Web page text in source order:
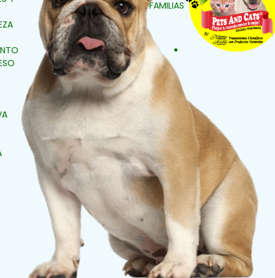
MÚSCULOS
BELLEZA Y LIMPIEZA
CONDUCTA Y
COMPORTAMIENTO
CONTROL DE PESO
PIEL Y PELAJE
REPELENTE
SALUD BUCAL
SALUD DIGESTIVA
SALUD INTERNA
SALUD
INMUNOLÓGICA
SALUD RENAL
FAMILIAS